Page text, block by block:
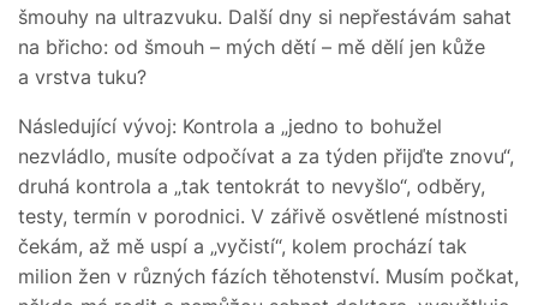
šmouhy na ultrazvuku. Další dny si nepřestávám sahat
na břicho: od šmouh – mých dětí – mě dělí jen kůže
a vrstva tuku?
Následující vývoj: Kontrola a „jedno to bohužel
nezvládlo, musíte odpočívat a za týden přijďte znovu“,
druhá kontrola a „tak tentokrát to nevyšlo“, odběry,
testy, termín v porodnici. V zářivě osvětlené místnosti
čekám, až mě uspí a „vyčistí“, kolem prochází tak
milion žen v různých fázích těhotenství. Musím počkat,